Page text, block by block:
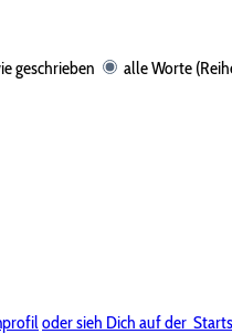
geschrieben alle Worte
oder sieh Dich auf der